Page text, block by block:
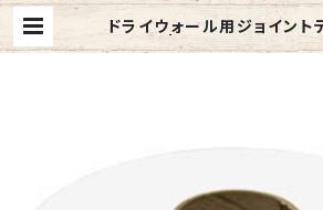
ドライウォール用ジョイント
61512 | ジャメックススト